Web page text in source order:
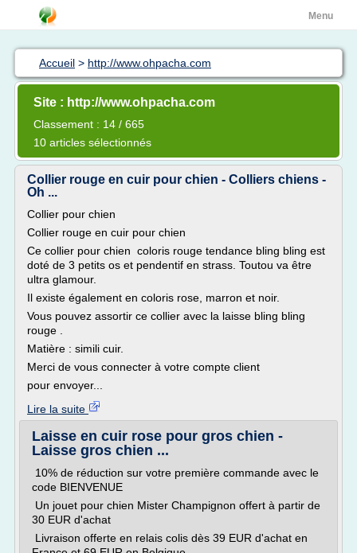
Menu
Accueil > http://www.ohpacha.com
Site : http://www.ohpacha.com
Classement : 14 / 665
10 articles sélectionnés
Collier rouge en cuir pour chien - Colliers chiens -
Oh ...
Collier pour chien
Collier rouge en cuir pour chien
Ce collier pour chien coloris rouge tendance bling bling est
doté de 3 petits os et pendentif en strass. Toutou va être
ultra glamour.
Il existe également en coloris rose, marron et noir.
Vous pouvez assortir ce collier avec la laisse bling bling
rouge .
Matière : simili cuir.
Merci de vous connecter à votre compte client
pour envoyer...
Lire la suite
Laisse en cuir rose pour gros chien -
Laisse gros chien ...
10% de réduction sur votre première commande avec le
code BIENVENUE
Un jouet pour chien Mister Champignon offert à partir de
30 EUR d'achat
Livraison offerte en relais colis dès 39 EUR d'achat en